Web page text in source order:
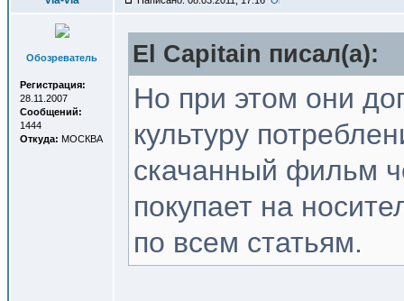
Обозреватель
Регистрация:
28.11.2007
Сообщений:
1444
Откуда: МОСКВА
El Capitain писал(a):
Но при этом они
культуру
скачанный фильм
покупает на
по всем статьям.